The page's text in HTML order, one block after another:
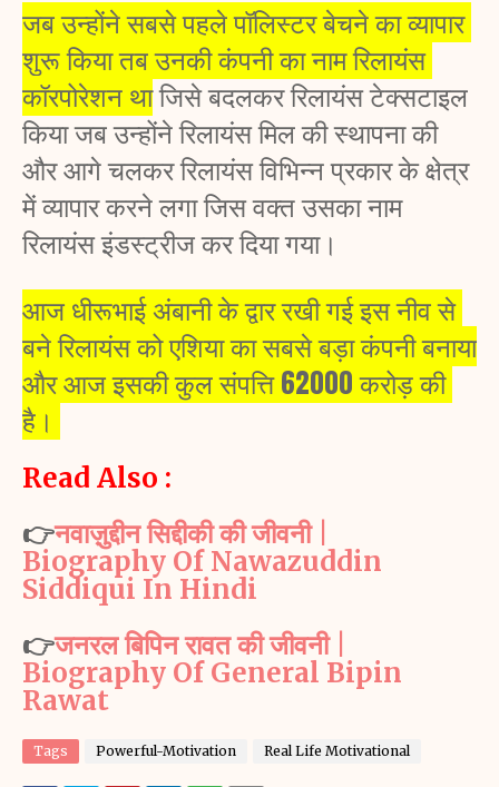
जब उन्होंने सबसे पहले पॉलिस्टर बेचने का व्यापार
शुरू किया तब उनकी कंपनी का नाम रिलायंस
कॉरपोरेशन था जिसे बदलकर रिलायंस टेक्सटाइल
किया जब उन्होंने रिलायंस मिल की स्थापना की
और आगे चलकर रिलायंस विभिन्न प्रकार के क्षेत्र
में व्यापार करने लगा जिस वक्त उसका नाम
रिलायंस इंडस्ट्रीज कर दिया गया।
आज धीरूभाई अंबानी के द्वार रखी गई इस नीव से
बने रिलायंस को एशिया का सबसे बड़ा कंपनी बनाया
और आज इसकी कुल संपत्ति 62000 करोड़ की
है।
Read Also :
👉नवाज़ुद्दीन सिद्दीकी की जीवनी |
Biography Of Nawazuddin
Siddiqui In Hindi
👉जनरल बिपिन रावत की जीवनी |
Biography Of General Bipin
Rawat
Tags Powerful-Motivation Real Life Motivational